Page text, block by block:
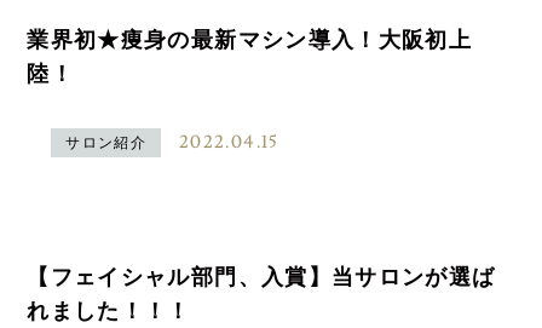
業界初★痩身の最新マシン導入！大阪初上
陸！
サロン紹介 2022.04.15
【フェイシャル部門、入賞】当サロンが選ば
れました！！！